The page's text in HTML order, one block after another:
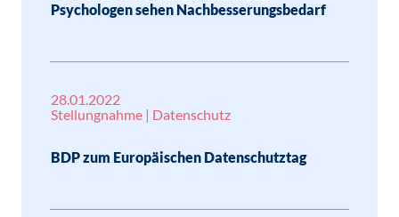
Psychologen sehen Nachbesserungsbedarf
28.01.2022
Stellungnahme | Datenschutz
BDP zum Europäischen Datenschutztag